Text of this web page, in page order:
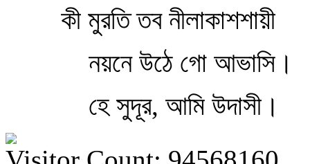
কী মুরতি তব নীলাকাশশায়ী
নয়নে উঠে গো আভাসি।
হে সুদূর, আমি উদাসী।